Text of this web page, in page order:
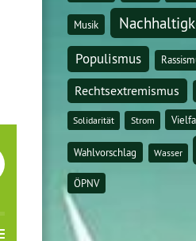
Musik
Populismus
Rechtsextremismus
Solidarität Strom
Wahlvorschlag Wasser
ÖPNV